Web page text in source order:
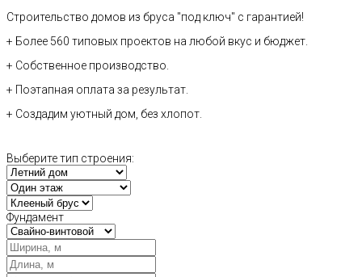
Строительство домов из бруса "под ключ" с гарантией!
+ Более 560 типовых проектов на любой вкус и бюджет.
+ Собственное производство.
+ Поэтапная оплата за результат.
+ Создадим уютный дом, без хлопот.
Выберите тип строения:
Фундамент